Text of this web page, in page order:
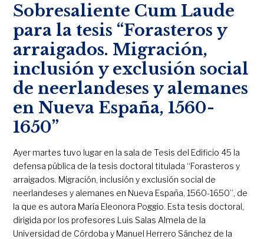
Sobresaliente Cum Laude
para la tesis “Forasteros y
arraigados. Migración,
inclusión y exclusión social
de neerlandeses y alemanes
en Nueva España, 1560-
1650”
Ayer martes tuvo lugar en la sala de Tesis del Edificio 45 la
defensa pública de la tesis doctoral titulada “Forasteros y
arraigados. Migración, inclusión y exclusión social de
neerlandeses y alemanes en Nueva España, 1560-1650”, de
la que es autora María Eleonora Poggio. Esta tesis doctoral,
dirigida por los profesores Luis Salas Almela de la
Universidad de Córdoba y Manuel Herrero Sánchez de la